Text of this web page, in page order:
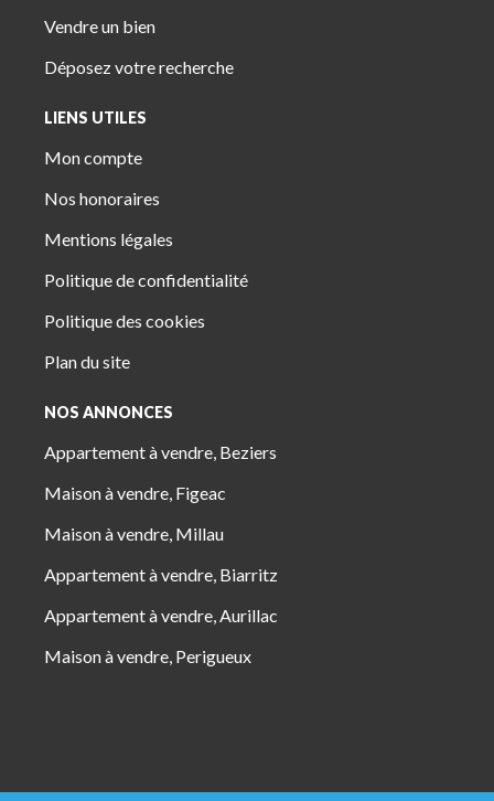
Vendre un bien
Déposez votre recherche
LIENS UTILES
Mon compte
Nos honoraires
Mentions légales
Politique de confidentialité
Politique des cookies
Plan du site
NOS ANNONCES
Appartement à vendre, Beziers
Maison à vendre, Figeac
Maison à vendre, Millau
Appartement à vendre, Biarritz
Appartement à vendre, Aurillac
Maison à vendre, Perigueux